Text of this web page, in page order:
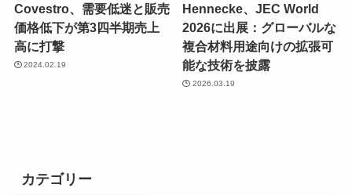
Covestro、需要低迷と販売
価格低下が第3四半期売上
高に打撃
2024.02.19
Hennecke、JEC World
2026に出展：グローバルな
複合材料用途向けの拡張可
能な技術を披露
2026.03.19
カテゴリー